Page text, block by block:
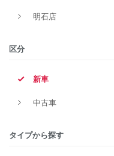
明石店
区分
新車
中古車
タイプから探す
メーカー
排気量